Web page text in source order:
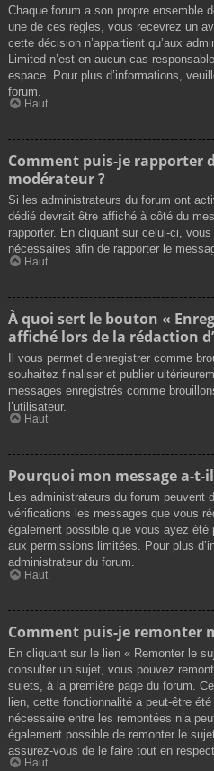
Chaque forum a son propre ensemble
une de ces règles, vous recevrez un
cette décision n’appartient qu’aux
Limited n’est en aucun cas
espace. Pour plus d’informations,
forum.
Haut
Comment puis-je rapporter
modérateur ?
Si les administrateurs du forum ont
dédié devrait être affiché à côté du
rapporter. En cliquant sur celui-ci,
nécessaires afin de rapporter le
Haut
À quoi sert le bouton «
affiché lors de la rédaction
Il vous permet d’enregistrer comme
souhaitez finaliser et publier
messages enregistrés comme
l’utilisateur.
Haut
Pourquoi mon message a-t-
Les administrateurs du forum peuvent
vérifications les messages que vous
également possible que vous ayez été
aux permissions limitées. Pour plus
administrateur du forum.
Haut
Comment puis-je remonter
En cliquant sur le lien « Remonter le
consulter un sujet, vous pouvez
sujets, à la première page du forum.
lien, cette fonctionnalité a peut-être
nécessaire entre les remontées n’a
également possible de remonter le
assurez-vous de le faire tout en
Haut